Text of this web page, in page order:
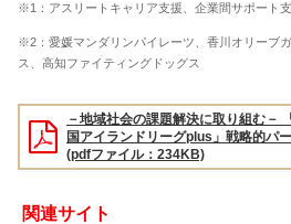
※1：アスリートキャリア支援、企業間サポート
※2：愛媛マンダリンパイレーツ、香川オリーブ
ス、高知ファイティングドッグス
－地域社会の課題解決に取り組む－
国アイランドリーグplus」戦略的パ
(pdfファイル：234KB)
関連サイト